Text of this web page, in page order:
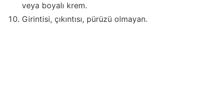
veya boyalı krem.
Girintisi, çıkıntısı, pürüzü olmayan.